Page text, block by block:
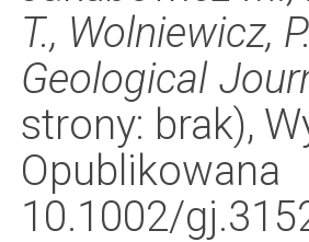
T., Wolniewicz,
Geological
strony: brak),
Opublikowana
10.1002/